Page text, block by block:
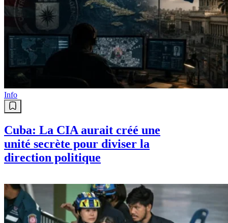
Info
Cuba: La CIA aurait créé une
unité secrète pour diviser la
direction politique